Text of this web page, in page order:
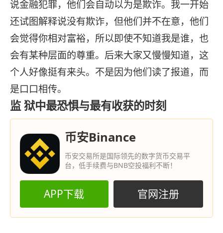
说金融犯罪，他们会自动以为是欺诈。我一开始
还试图解释说没有欺诈，但他们并不在意，他们
会觉得你相对富裕，所以即使不知道我是谁，也
会有某种层面的尊重。后来大家又慢慢知道，这
个人好像挺有来头。不是因为他们读了报道，而
是口口相传。
监 狱中最恐惧与最有收获的时刻
币安Binance
币安交易所是国际领先的数字货币交易平
台，低手续费与BNB空投福利不断！
APP下载 官网注册